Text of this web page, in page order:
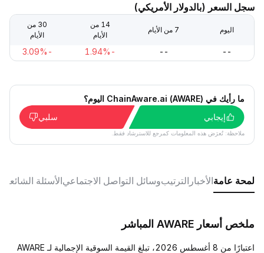
سجل السعر (بالدولار الأمريكي)
اليوم 7 من الأيام
14 من
الأيام
30 من
الأيام
--
--
-1.94%
-3.09%
ما رأيك في ChainAware.ai (AWARE) اليوم؟
إيجابي
سلبي
ملاحظة: تُعرَض هذه المعلومات كمرجع للاسترشاد فقط.
لمحة عامةالأخبار الترتيبوسائل التواصل الاجتماعيالأسئلة الشائعة
ملخص أسعار AWARE المباشر
اعتبارًا من 8 أغسطس 2026، تبلغ القيمة السوقية الإجمالية لـ AWARE